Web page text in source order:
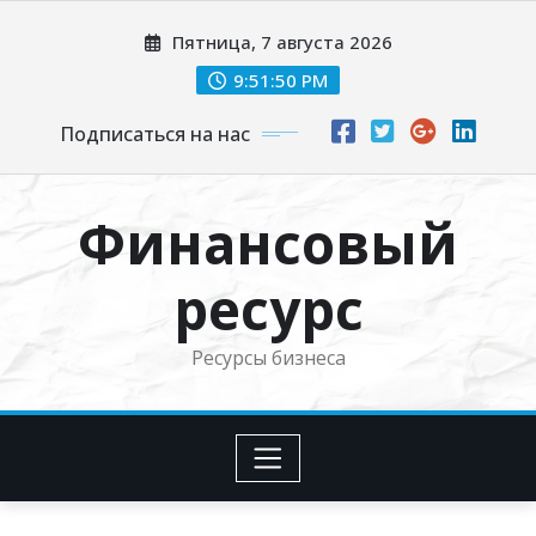
Пятница, 7 августа 2026
9:51:51 PM
Подписаться на нас
Финансовый
ресурс
Ресурсы бизнеса